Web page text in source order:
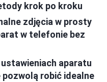
krok po kroku
zdjęcia w prosty
w telefonie bez
aparatu
pozwolą robić idealne